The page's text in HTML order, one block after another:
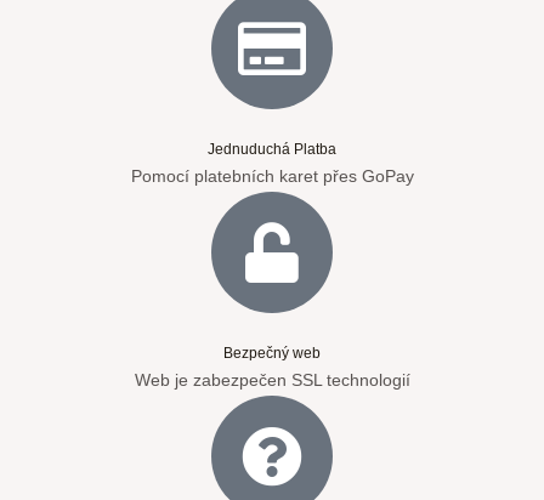
Jednuduchá Platba
Pomocí platebních karet přes GoPay
Bezpečný web
Web je zabezpečen SSL technologií